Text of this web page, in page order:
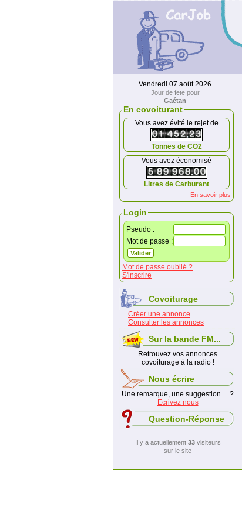
Vendredi 07 août 2026
Jour de fete pour
Gaétan
En covoiturant
Vous avez évité le rejet de
Tonnes de CO2
Vous avez économisé
Litres de Carburant
En savoir plus
Login
Pseudo :
Mot de passe :
Mot de passe oublié ?
S'inscrire
Covoiturage
Créer une annonce
Consulter les annonces
Sur la bande FM...
Retrouvez vos annonces
covoiturage à la radio !
Nous écrire
Une remarque, une suggestion ... ?
Ecrivez nous
Question-Réponse
Il y a actuellement 33visiteurs
sur le site